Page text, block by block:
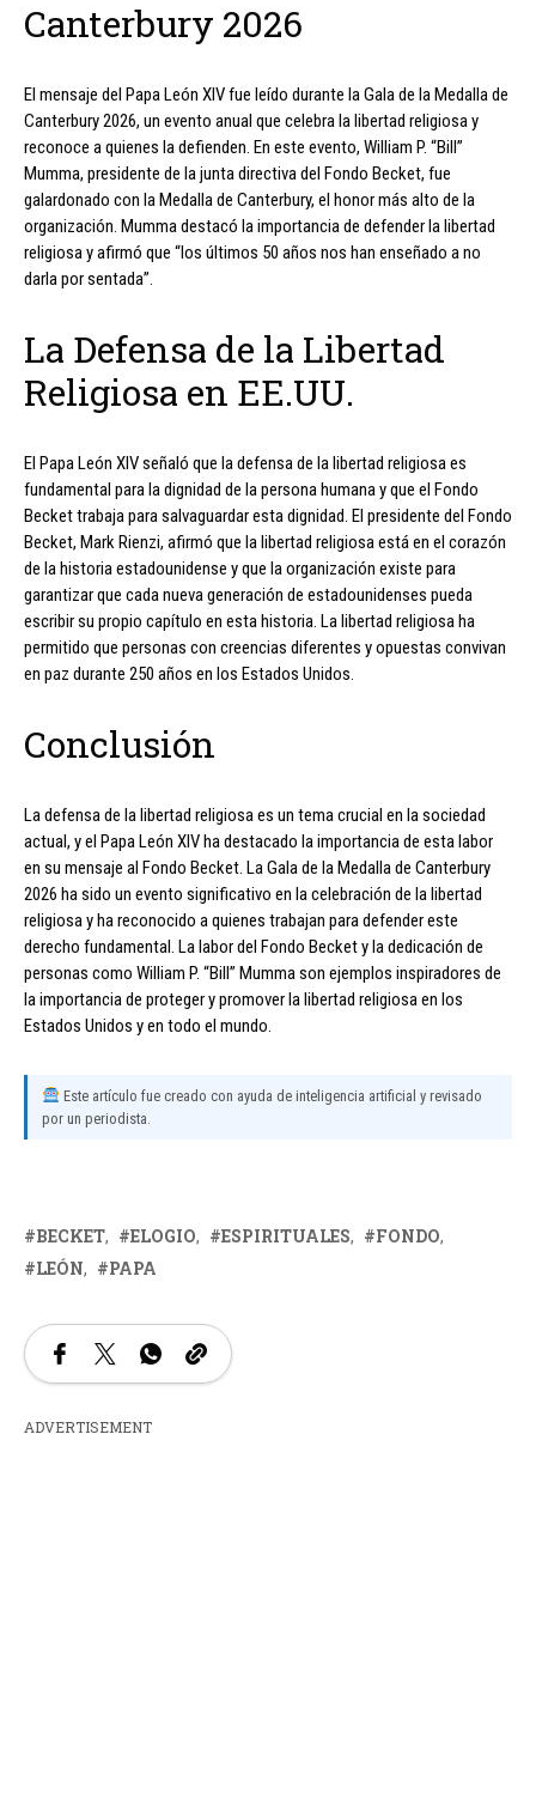
Canterbury 2026
El mensaje del Papa León XIV fue leído durante la Gala de la Medalla de
Canterbury 2026, un evento anual que celebra la libertad religiosa y
reconoce a quienes la defienden. En este evento, William P. “Bill”
Mumma, presidente de la junta directiva del Fondo Becket, fue
galardonado con la Medalla de Canterbury, el honor más alto de la
organización. Mumma destacó la importancia de defender la libertad
religiosa y afirmó que “los últimos 50 años nos han enseñado a no
darla por sentada”.
La Defensa de la Libertad
Religiosa en EE.UU.
El Papa León XIV señaló que la defensa de la libertad religiosa es
fundamental para la dignidad de la persona humana y que el Fondo
Becket trabaja para salvaguardar esta dignidad. El presidente del Fondo
Becket, Mark Rienzi, afirmó que la libertad religiosa está en el corazón
de la historia estadounidense y que la organización existe para
garantizar que cada nueva generación de estadounidenses pueda
escribir su propio capítulo en esta historia. La libertad religiosa ha
permitido que personas con creencias diferentes y opuestas convivan
en paz durante 250 años en los Estados Unidos.
Conclusión
La defensa de la libertad religiosa es un tema crucial en la sociedad
actual, y el Papa León XIV ha destacado la importancia de esta labor
en su mensaje al Fondo Becket. La Gala de la Medalla de Canterbury
2026 ha sido un evento significativo en la celebración de la libertad
religiosa y ha reconocido a quienes trabajan para defender este
derecho fundamental. La labor del Fondo Becket y la dedicación de
personas como William P. “Bill” Mumma son ejemplos inspiradores de
la importancia de proteger y promover la libertad religiosa en los
Estados Unidos y en todo el mundo.
Este artículo fue creado con ayuda de inteligencia artificial y revisado
por un periodista.
BECKET ELOGIO ESPIRITUALES
FONDO
LEÓN
PAPA
ADVERTISEMENT